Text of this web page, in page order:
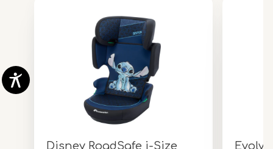
Disney RoadSafe i-Size